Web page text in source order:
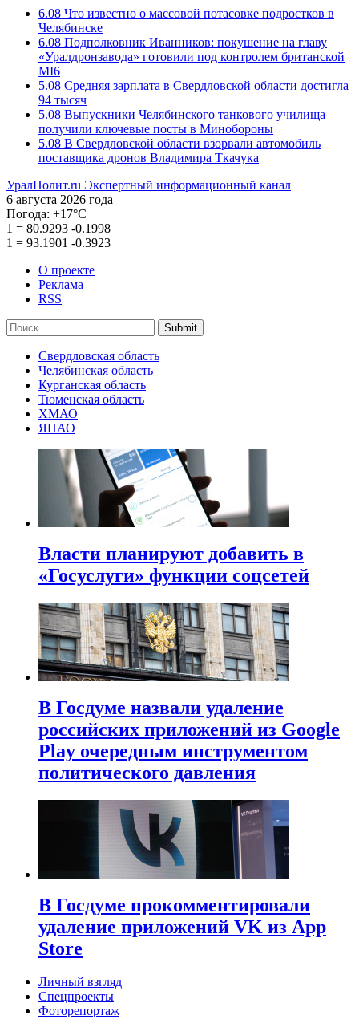
6.08 Что известно о массовой потасовке подростков в
Челябинске
6.08 Подполковник Иванников: покушение на главу
«Уралдронзавода» готовили под контролем британской
MI6
5.08 Средняя зарплата в Свердловской области достигла
94 тысяч
5.08 Выпускники Челябинского танкового училища
получили ключевые посты в Минобороны
5.08 В Свердловской области взорвали автомобиль
поставщика дронов Владимира Ткачука
УралПолит.ru Экспертный информационный канал
6 августа 2026 года
Погода: +17°С
1 = 80.9293 -0.1998
1 = 93.1901 -0.3923
О проекте
Реклама
RSS
Submit
Свердловская область
Челябинская область
Курганская область
Тюменская область
ХМАО
ЯНАО
Власти планируют добавить в
«Госуслуги» функции соцсетей
В Госдуме назвали удаление
российских приложений из Google
Play очередным инструментом
политического давления
В Госдуме прокомментировали
удаление приложений VK из App
Store
Личный взгляд
Спецпроекты
Фоторепортаж